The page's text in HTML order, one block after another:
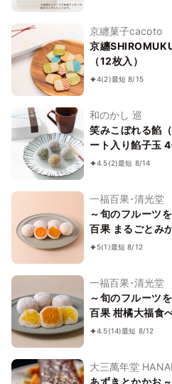
京纏菓子cacoto
京纏
（12枚入）
4(2)最短 8/15
和のかし 巡
笑みこぼれる餡
ート入り餡子玉
スイーツ》
4.5(2)最短 8/14
一福百果･清光堂
～旬のフルーツ
百果 まるごとみ
セット(各3個づ
5(1)最短 8/12
一福百果･清光堂
～旬のフルーツ
百果 柑橘大福食
4.5(14)最短 8/12
大三萬年堂
あずきとかかお